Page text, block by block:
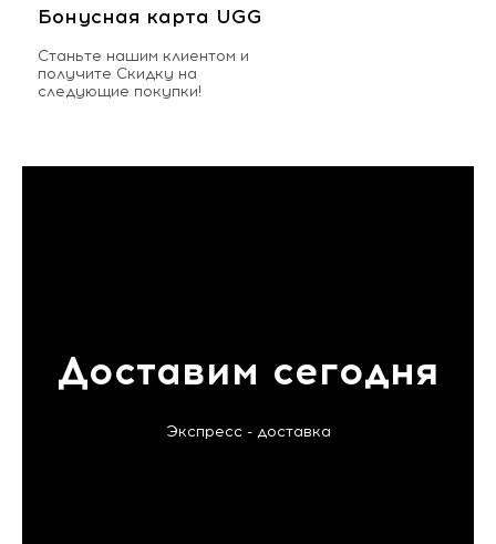
Бонусная карта UGG
Станьте нашим клиентом и
получите Скидку на
следующие покупки!
Доставим сегодня
Экспресс - доставка